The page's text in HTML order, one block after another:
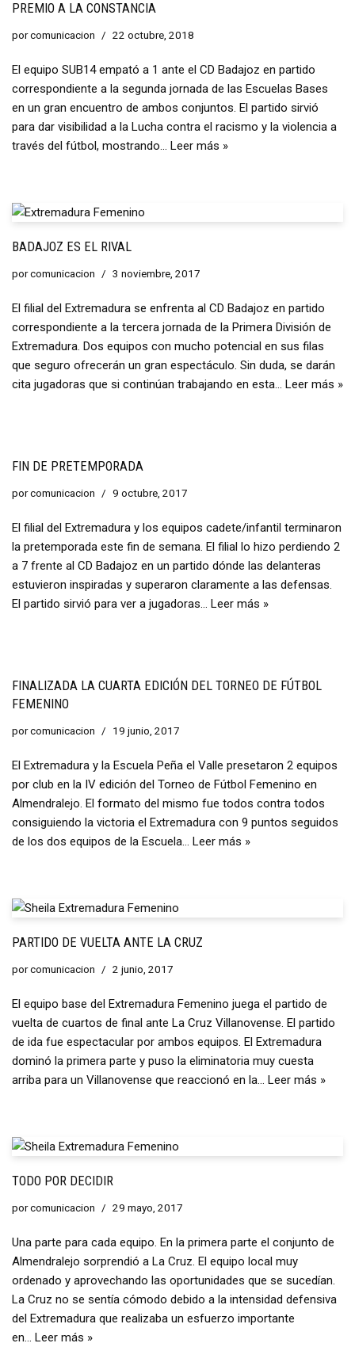
PREMIO A LA CONSTANCIA
porcomunicacion 22 octubre, 2018
El equipo SUB14 empató a 1 ante el CD Badajoz en partido
correspondiente a la segunda jornada de las Escuelas Bases
en un gran encuentro de ambos conjuntos. El partido sirvió
para dar visibilidad a la Lucha contra el racismo y la violencia a
través del fútbol, mostrando… Leer más »
BADAJOZ ES EL RIVAL
porcomunicacion 3 noviembre, 2017
El filial del Extremadura se enfrenta al CD Badajoz en partido
correspondiente a la tercera jornada de la Primera División de
Extremadura. Dos equipos con mucho potencial en sus filas
que seguro ofrecerán un gran espectáculo. Sin duda, se darán
cita jugadoras que si continúan trabajando en esta… Leer más »
FIN DE PRETEMPORADA
porcomunicacion 9 octubre, 2017
El filial del Extremadura y los equipos cadete/infantil terminaron
la pretemporada este fin de semana. El filial lo hizo perdiendo 2
a 7 frente al CD Badajoz en un partido dónde las delanteras
estuvieron inspiradas y superaron claramente a las defensas.
El partido sirvió para ver a jugadoras… Leer más »
FINALIZADA LA CUARTA EDICIÓN DEL TORNEO DE FÚTBOL
FEMENINO
porcomunicacion 19 junio, 2017
El Extremadura y la Escuela Peña el Valle presetaron 2 equipos
por club en la IV edición del Torneo de Fútbol Femenino en
Almendralejo. El formato del mismo fue todos contra todos
consiguiendo la victoria el Extremadura con 9 puntos seguidos
de los dos equipos de la Escuela… Leer más »
PARTIDO DE VUELTA ANTE LA CRUZ
porcomunicacion 2 junio, 2017
El equipo base del Extremadura Femenino juega el partido de
vuelta de cuartos de final ante La Cruz Villanovense. El partido
de ida fue espectacular por ambos equipos. El Extremadura
dominó la primera parte y puso la eliminatoria muy cuesta
arriba para un Villanovense que reaccionó en la… Leer más »
TODO POR DECIDIR
porcomunicacion 29 mayo, 2017
Una parte para cada equipo. En la primera parte el conjunto de
Almendralejo sorprendió a La Cruz. El equipo local muy
ordenado y aprovechando las oportunidades que se sucedían.
La Cruz no se sentía cómodo debido a la intensidad defensiva
del Extremadura que realizaba un esfuerzo importante
en… Leer más »